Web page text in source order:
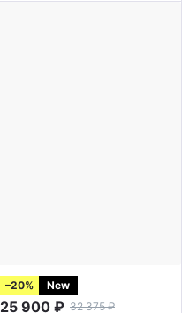
–20% New
25 900 ₽ 32 375 ₽